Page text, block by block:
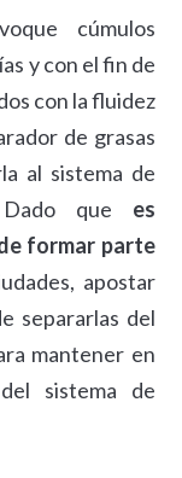
cúmulos
y con el fin de
con la fluidez
de grasas
al sistema de
Dado que es
formar parte
apostar
separarlas del
mantener en
sistema de